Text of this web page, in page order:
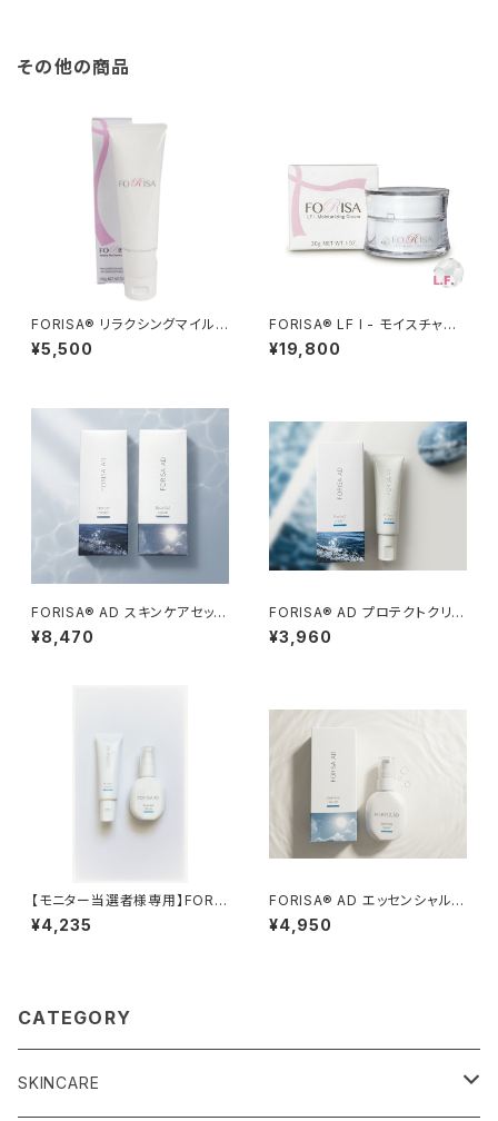
その他の商品
FORISA®︎ リラクシングマイルド
クレンジングフォーム／FORISA
®︎ Relaxing Mild Cleansing
¥5,500
FORISA®︎ LF I - モイスチャー
クリーム ／FORISA®︎ LF I-Mo
isturizing Cream
¥19,800
FORISA®︎ AD スキンケアセット
／FORISA®︎ AD Skincare Se
t
¥8,470
FORISA®︎ AD プロテクトクリー
ム／FORISA®︎ AD Protect Cr
eam
¥3,960
【モニター当選者様専用】FORIS
A®︎ AD
¥4,235
FORISA®︎ AD エッセンシャルセ
ラム／FORISA®︎ AD Essentia
l Serum
¥4,950
CATEGORY
SKINCARE